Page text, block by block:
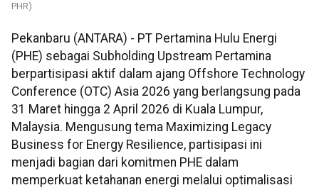
PHR)
Pekanbaru (ANTARA) - PT Pertamina Hulu Energi
(PHE) sebagai Subholding Upstream Pertamina
berpartisipasi aktif dalam ajang Offshore Technology
Conference (OTC) Asia 2026 yang berlangsung pada
31 Maret hingga 2 April 2026 di Kuala Lumpur,
Malaysia. Mengusung tema Maximizing Legacy
Business for Energy Resilience, partisipasi ini
menjadi bagian dari komitmen PHE dalam
memperkuat ketahanan energi melalui optimalisasi